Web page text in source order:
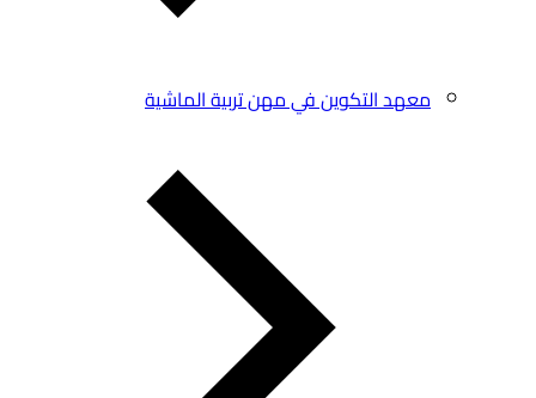
معهد التكوين في مهن تربية الماشية